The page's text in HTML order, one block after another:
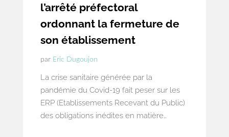
l’arrêté préfectoral
ordonnant la fermeture de
son établissement
par Eric Dugoujon
La crise sanitaire générée par la
pandémie du Covid-19 fait peser sur les
ERP (Etablissements Recevant du Public)
des obligations inédites en matière